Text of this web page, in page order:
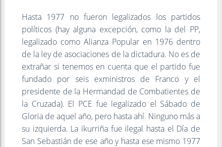
Hasta 1977 no fueron legalizados los partidos
políticos (hay alguna excepción, como la del PP,
legalizado como Alianza Popular en 1976 dentro
de la ley de asociaciones de la dictadura. No es de
extrañar si tenemos en cuenta que el partido fue
fundado por seis exministros de Franco y el
presidente de la Hermandad de Combatientes de
la Cruzada). El PCE fue legalizado el Sábado de
Gloria de aquel año, pero hasta ahí. Ninguno más a
su izquierda. La ikurriña fue ilegal hasta el Día de
San Sebastián de ese año y hasta ese mismo 1977